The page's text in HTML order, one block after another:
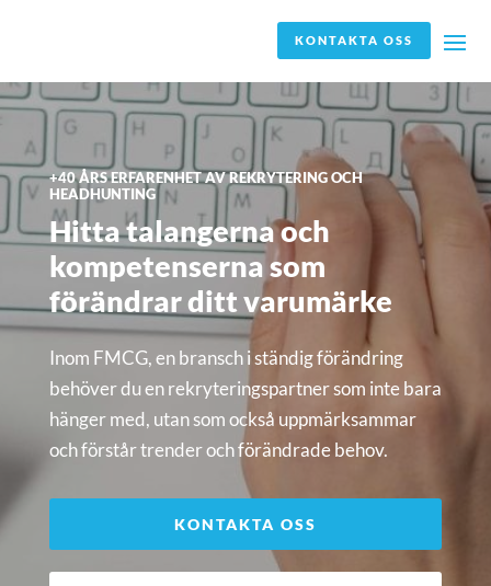
KONTAKTA OSS
+40 ÅRS ERFARENHET AV REKRYTERING OCH
HEADHUNTING
Hitta talangerna och
kompetenserna som
förändrar ditt varumärke
Inom FMCG, en bransch i ständig förändring
behöver du en rekryteringspartner som inte bara
hänger med, utan som också uppmärksammar
och förstår trender och förändrade behov.
KONTAKTA OSS